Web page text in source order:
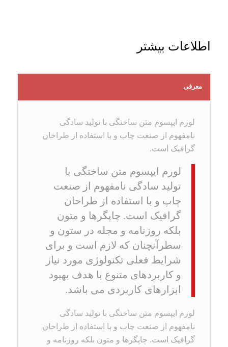
اطلاعات بیشتر
معرفی
لورم ایپسوم متن ساختگی با تولید سادگی
نامفهوم از صنعت چاپ و با استفاده از طراحان
گرافیک است.
لورم ایپسوم متن ساختگی با
تولید سادگی نامفهوم از صنعت
چاپ و با استفاده از طراحان
گرافیک است. چاپگرها و متون
بلکه روزنامه و مجله در ستون و
سطرآنچنان که لازم است و برای
شرایط فعلی تکنولوژی مورد نیاز
و کاربردهای متنوع با هدف بهبود
ابزارهای کاربردی می باشد.
لورم ایپسوم متن ساختگی با تولید سادگی
نامفهوم از صنعت چاپ و با استفاده از طراحان
گرافیک است. چاپگرها و متون بلکه روزنامه و